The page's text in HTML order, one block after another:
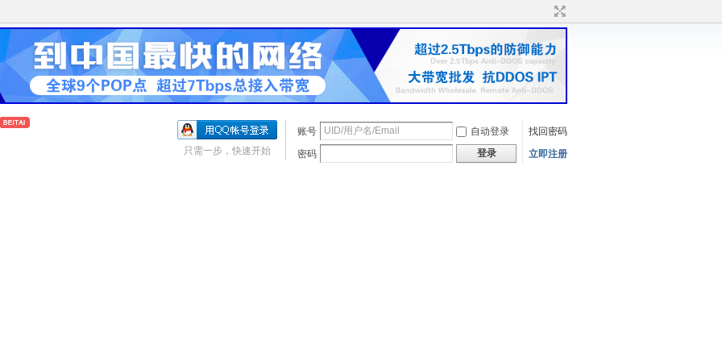
账号 自动登录
找回密码
密码
登录 立即注册
只需一步，快速开始